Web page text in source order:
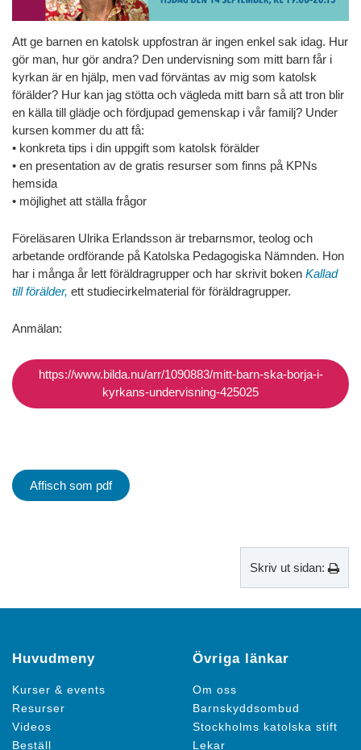
Att ge barnen en katolsk uppfostran är ingen enkel sak idag. Hur
gör man, hur gör andra? Den undervisning som mitt barn får i
kyrkan är en hjälp, men vad förväntas av mig som katolsk
förälder? Hur kan jag stötta och vägleda mitt barn så att tron blir
en källa till glädje och fördjupad gemenskap i vår familj? Under
kursen kommer du att få:
• konkreta tips i din uppgift som katolsk förälder
• en presentation av de gratis resurser som finns på KPNs
hemsida
• möjlighet att ställa frågor
Föreläsaren Ulrika Erlandsson är trebarnsmor, teolog och
arbetande ordförande på Katolska Pedagogiska Nämnden. Hon
har i många år lett föräldragrupper och har skrivit boken Kallad
till förälder, ett studiecirkelmaterial för föräldragrupper.
Anmälan:
https://www.bilda.nu/arr/1090883/mitt-barn-ska-borja-i-
kyrkans-undervisning-425025
Affisch som pdf
Skriv ut sidan:
Huvudmeny
Kurser & events
Resurser
Videos
Beställ
Övriga länkar
Om oss
Barnskyddsombud
Stockholms katolska stift
Lekar